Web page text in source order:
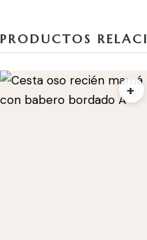
PRODUCTOS
+